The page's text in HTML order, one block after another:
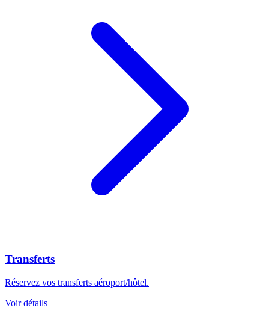
Transferts
Réservez vos transferts aéroport/hôtel.
Voir détails